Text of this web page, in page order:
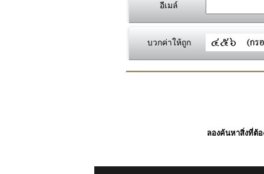
อีเมล์
บวกค่าให้ถูก
ลองค้นหาสิ่งที่ต้อ